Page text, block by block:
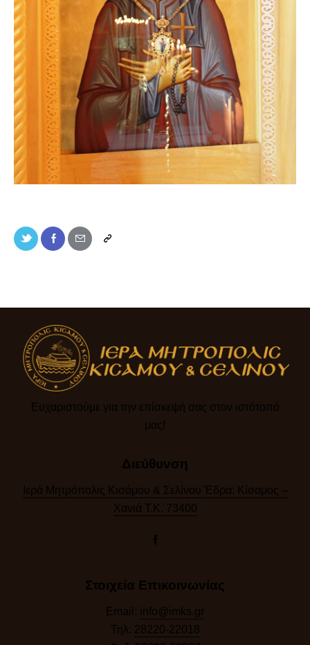
Ευχαριστούμε για την επίσκεψή σας στον ιστότοπό
μας!​
Διεύθυνση
Ιερά Μητρόπολις Κισάμου & Σελίνου Έδρα: Κίσαμος –
Χανιά Τ.Κ. 73400
Στοιχεία Επικοινωνίας
Email: info@imks.gr
Τηλ: 28220-22018